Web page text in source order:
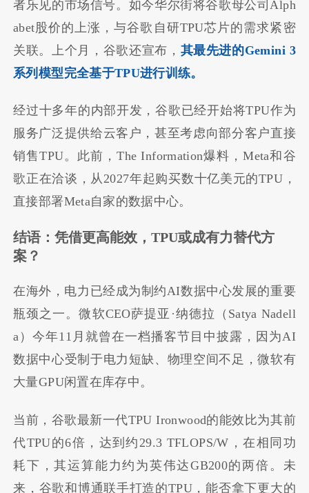
者乐见的市场信号。如今华尔街将谷歌母公司Alph
abet股价的上涨，与谷歌自研TPU芯片的需求紧密
关联。上个月，谷歌还宣布， 其最先进的Gemini 3
系列模型完全基于TPU进行训练。
经过十多年的内部开发，谷歌已经开始将TPU作为
服务广泛提供给云客户，甚至考虑向部分客户直接
销售TPU。此前，The Information爆料，Meta和谷
歌正在洽谈，从2027年起购买数十亿美元的TPU，
直接部署Meta自家的数据中心。
结语：凭借更高能效，TPU或成有力替代方
案？
在海外，电力已经成为制约AI数据中心发展的重要
瓶颈之一。微软CEO萨提亚·纳德拉（Satya Nadell
a）今年11月就曾在一档播客节目中披露，因为AI
数据中心受制于电力短缺、物理空间不足，微软有
大量GPU闲置在库存中。
当前，谷歌最新一代TPU Ironwood的能效比为其前
代TPU的6倍，达到约29.3 TFLOPS/W，在相同功
耗下，其运算能力约为英伟达GB200的两倍。未
来，谷歌和博通联手打造的TPU，能否拿下更大的